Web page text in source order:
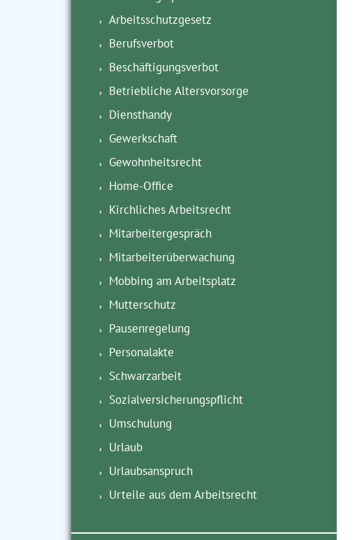
Arbeitsschutzgesetz
Berufsverbot
Beschäftigungsverbot
Betriebliche Altersvorsorge
Diensthandy
Gewerkschaft
Gewohnheitsrecht
Home-Office
Kirchliches Arbeitsrecht
Mitarbeitergespräch
Mitarbeiterüberwachung
Mobbing am Arbeitsplatz
Mutterschutz
Pausenregelung
Personalakte
Schwarzarbeit
Sozialversicherungspflicht
Umschulung
Urlaub
Urlaubsanspruch
Urteile aus dem Arbeitsrecht